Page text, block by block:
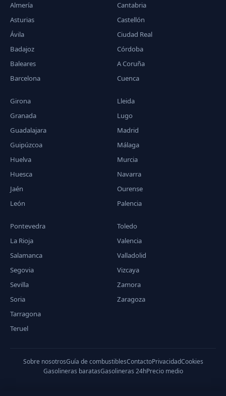
Almería
Asturias
Ávila
Badajoz
Baleares
Barcelona
Cantabria
Castellón
Ciudad Real
Córdoba
A Coruña
Cuenca
Girona
Granada
Guadalajara
Guipúzcoa
Huelva
Huesca
Jaén
León
Lleida
Lugo
Madrid
Málaga
Murcia
Navarra
Ourense
Palencia
Pontevedra
La Rioja
Salamanca
Segovia
Sevilla
Soria
Tarragona
Teruel
Toledo
Valencia
Valladolid
Vizcaya
Zamora
Zaragoza
Sobre nosotrosGuía de combustiblesContactoPrivacidadCookies
Gasolineras baratasGasolineras 24hPrecio medio